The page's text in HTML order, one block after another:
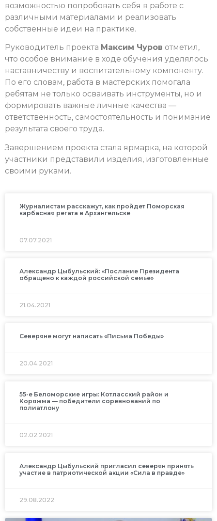
возможностью попробовать себя в работе с
различными материалами и реализовать
собственные идеи на практике.
Руководитель проекта Максим Чуров отметил,
что особое внимание в ходе обучения уделялось
наставничеству и воспитательному компоненту.
По его словам, работа в мастерских помогала
ребятам не только осваивать инструменты, но и
формировать важные личные качества —
ответственность, самостоятельность и понимание
результата своего труда.
Завершением проекта стала ярмарка, на которой
участники представили изделия, изготовленные
своими руками.
Журналистам расскажут, как пройдет Поморская
карбасная регата в Архангельске
07.07.2021
Александр Цыбульский: «Послание Президента
обращено к каждой российской семье»
21.04.2021
Северяне могут написать «Письма Победы»
20.04.2021
55-е Беломорские игры: Котласский район и
Коряжма — победители соревнований по
полиатлону
02.02.2021
Александр Цыбульский пригласил северян принять
участие в патриотической акции «Сила в правде»
29.08.2022